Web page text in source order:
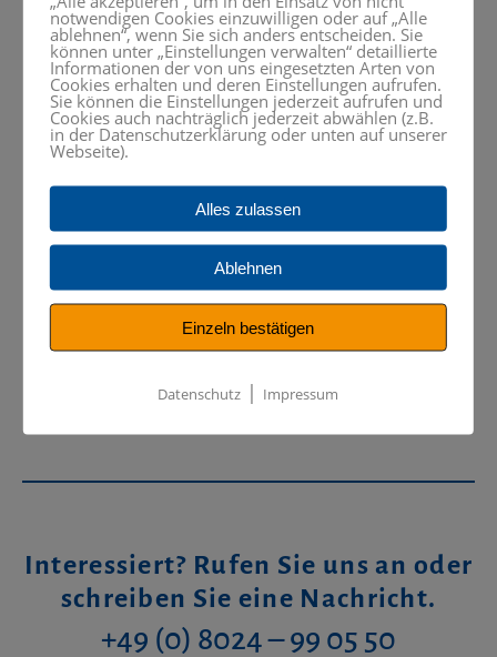
Downloads
Prospekt FPS 425M-NC Dualmaster
Datenblatt FPS 425M-NC Heidenhain TNC 620
FS
Details FPS 425M-NC Heidenhain TNC 620 FS
Datenblatt FPS 425M-NC Siemens SINUMERIK
ONE – NCU 1740
Details FPS 425M-NC Siemens SINUMERIK
Interessiert? Rufen Sie uns an oder
schreiben Sie eine Nachricht.
+49 (0) 8024 – 99 05 50
notwendigen Cookies einzuwilligen oder auf „Alle
ablehnen“, wenn Sie sich anders entscheiden. Sie
können unter „Einstellungen verwalten“ detaillierte
Informationen der von uns eingesetzten Arten von
Cookies erhalten und deren Einstellungen aufrufen.
Sie können die Einstellungen jederzeit aufrufen und
Cookies auch nachträglich jederzeit abwählen (z.B.
in der Datenschutzerklärung oder unten auf unserer
Webseite).
Alles zulassen
Ablehnen
Einzeln bestätigen
Datenschutz | Impressum